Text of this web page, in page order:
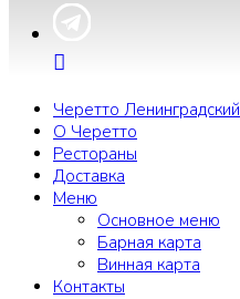
Черетто Ленинградский
О Черетто
Рестораны
Доставка
Меню
Основное меню
Барная карта
Винная карта
Контакты